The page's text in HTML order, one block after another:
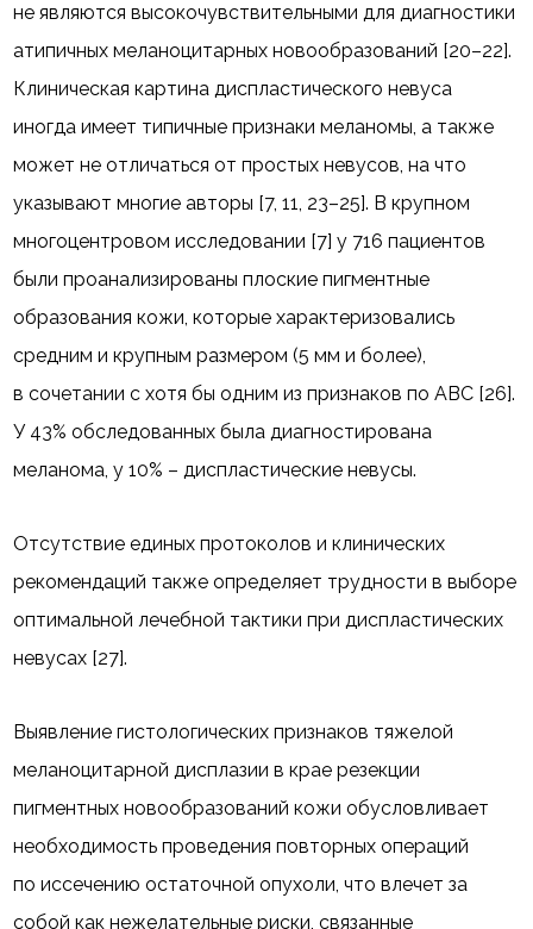
не являются высокочувствительными для диагностики
атипичных меланоцитарных новообразований [20–22].
Клиническая картина диспластического невуса
иногда имеет типичные признаки меланомы, а также
может не отличаться от простых невусов, на что
указывают многие авторы [7, 11, 23–25]. В крупном
многоцентровом исследовании [7] у 716 пациентов
были проанализированы плоские пигментные
образования кожи, которые характеризовались
средним и крупным размером (5 мм и более),
в сочетании с хотя бы одним из признаков по ABC [26].
У 43% обследованных была диагностирована
меланома, у 10% – диспластические невусы.
Отсутствие единых протоколов и клинических
рекомендаций также определяет трудности в выборе
оптимальной лечебной тактики при диспластических
невусах [27].
Выявление гистологических признаков тяжелой
меланоцитарной дисплазии в крае резекции
пигментных новообразований кожи обусловливает
необходимость проведения повторных операций
по иссечению остаточной опухоли, что влечет за
собой как нежелательные риски, связанные